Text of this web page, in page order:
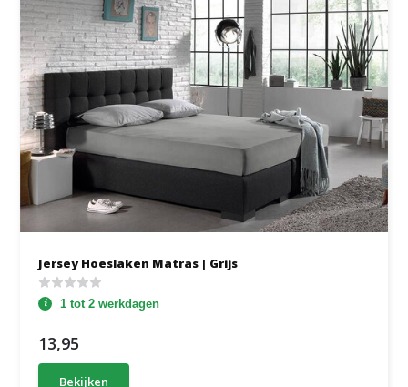
Jersey Hoeslaken Matras | Grijs
1 tot 2 werkdagen
13,95
Bekijken